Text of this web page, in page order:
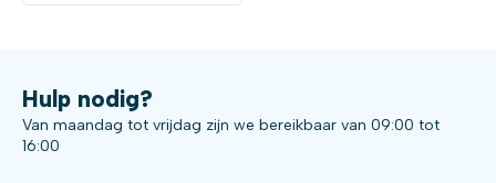
Hulp nodig?
Van maandag tot vrijdag zijn we bereikbaar van 09:00 tot
16:00